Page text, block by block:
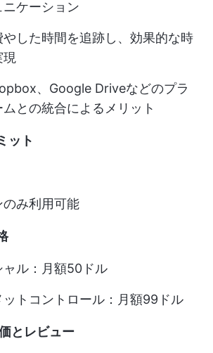
ケーション
やした時間を追跡し、効果的な時
現
、Google Driveなどのプラ
ムとの統合によるメリット
ット
み利用可能
ャル：月額50ドル
ットコントロール：月額99ドル
とレビュー